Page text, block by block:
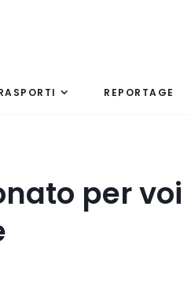
REPORTAGE
per voi